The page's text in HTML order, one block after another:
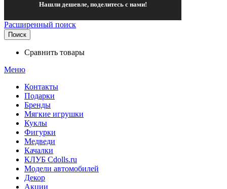
Нашли дешевле, поделитесь с нами!
Расширенный поиск
Поиск
Сравнить товары
Меню
Контакты
Подарки
Бренды
Мягкие игрушки
Куклы
Фигурки
Медведи
Качалки
КЛУБ Cdolls.ru
Модели автомобилей
Декор
Акции